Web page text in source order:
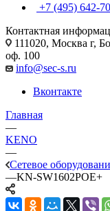
+7 (495) 642-
Контактная
111020, Москва г,
оф. 100
info@sec-s.ru
Вконтакте
Главная
—
KENO
—
Сетевое
—KN-SW1602POE+